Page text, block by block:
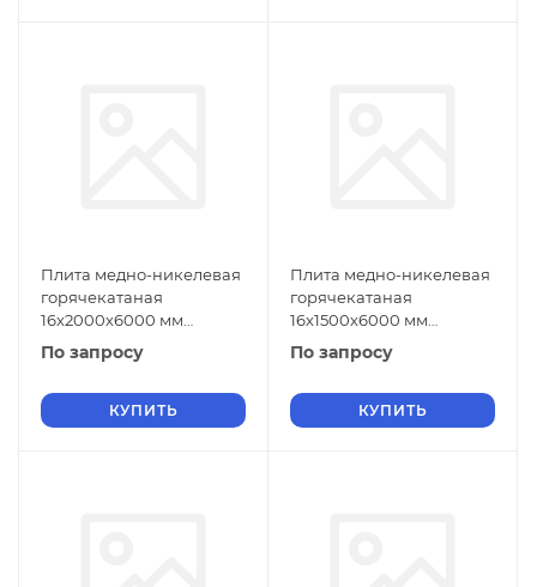
Плита медно-никелевая
горячекатаная
16х2000х6000 мм
МНЖМц30-1-1 ГОСТ 492-
По запросу
КУПИТЬ
Плита медно-никелевая
горячекатаная
16х1500х6000 мм
МНЖМц30-1-1 ГОСТ 492-
По запросу
КУПИТЬ